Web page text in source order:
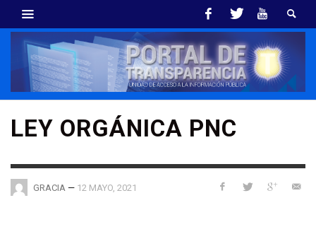
LEY ORGÁNICA PNC
GRACIA — 12 MAYO, 2021